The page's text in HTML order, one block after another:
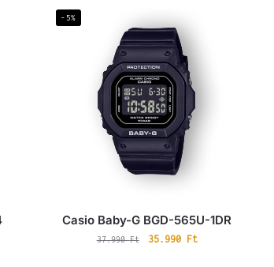
-5%
Casio Baby-G BGD-565U-1DR
37.990Ft 35.990 Ft